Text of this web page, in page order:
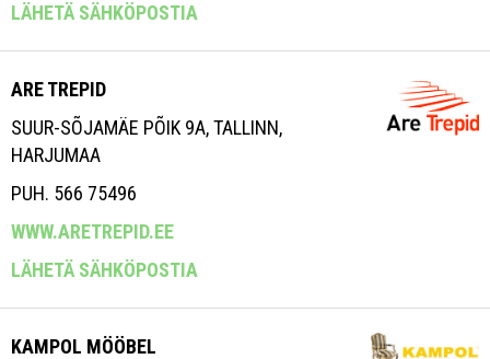
LÄHETÄ SÄHKÖPOSTIA
ARE TREPID
SUUR-SÕJAMÄE PÕIK 9A, TALLINN,
HARJUMAA
PUH. 566 75496
WWW.ARETREPID.EE
LÄHETÄ SÄHKÖPOSTIA
KAMPOL MÖÖBEL